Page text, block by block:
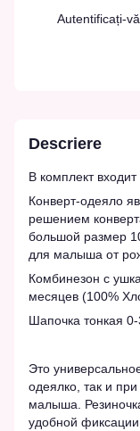
Autentificați-vă
Descriere
В комплект входит
Конверт-одеяло
решением
большой размер
для малыша от
Комбинезон с
месяцев (100%
Шапочка тонкая
Это
одеялко, так и
малыша.
удобной фиксации